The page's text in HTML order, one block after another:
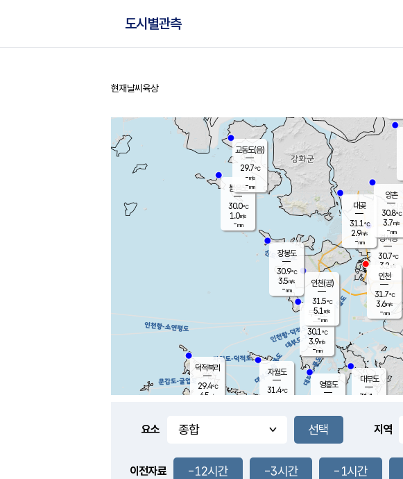
도시별관측
홈
현재날씨 육상
풍도
3.6m/s
무의도
30.1℃
3.9m/s
-mm
영흥도
볼음도
30.0℃
1.0m/s
-mm
자월도
31.4℃
장봉도
30.9℃
3.5m/s
-mm
대부도
31.1
경서동
30.7℃
3.2 m/s
-mm
대곶
31.1℃
2.9m/s
-mm
양촌
30.8℃
3.7m/s
-mm
덕적북리
29.4℃
4.5 m/s
인천(공)
31.5℃
5.1 m/s
-mm
교동도(음)
29.7℃
-m/s
-mm
인천
31.7℃
3.6m/s
-mm
요소 지역
이전자료 -12시간 -3시간 -1시간